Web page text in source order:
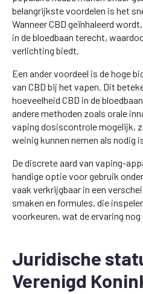
belangrijkste voordelen is het
Wanneer CBD geïnhaleerd
in de bloedbaan terecht,
verlichting biedt.
Een ander voordeel is de hoge
van CBD bij het vapen. Dit
hoeveelheid CBD in de
andere methoden zoals orale
vaping dosiscontrole mogelijk,
weinig kunnen nemen als nodig
De discrete aard van vaping-
handige optie voor gebruik
vaak verkrijgbaar in een
smaken en formules, die
voorkeuren, wat de ervaring
Juridische
Verenigd